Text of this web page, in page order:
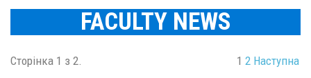
FACULTY NEWS
Сторінка 1 з 2. 1 2 Наступна